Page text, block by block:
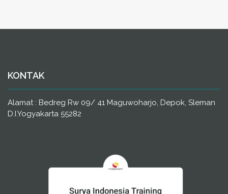
KONTAK
Alamat : Bedreg Rw 09/ 41 Maguwoharjo, Depok, Sleman
D.I.Yogyakarta 55282